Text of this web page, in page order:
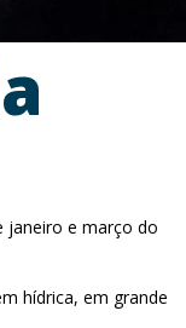
janeiro e março do
hídrica, em grande